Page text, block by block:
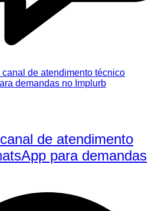
de atendimento
para demandas